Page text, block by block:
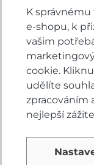
snadnou
Postup sejmutí
LZE POUŽÍT S
2 montážní
umožňují
jakýmkoli
Přilne k
K
e-shopu, k
vašim
cookie.
udělíte
zpracováním
nejlepší